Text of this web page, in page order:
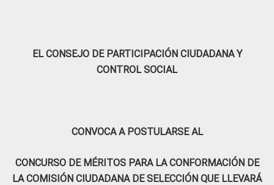
EL CONSEJO DE PARTICIPACIÓN CIUDADANA Y
CONTROL SOCIAL
CONVOCA A POSTULARSE AL
CONCURSO DE MÉRITOS PARA LA CONFORMACIÓN DE
LA COMISIÓN CIUDADANA DE SELECCIÓN QUE LLEVARÁ